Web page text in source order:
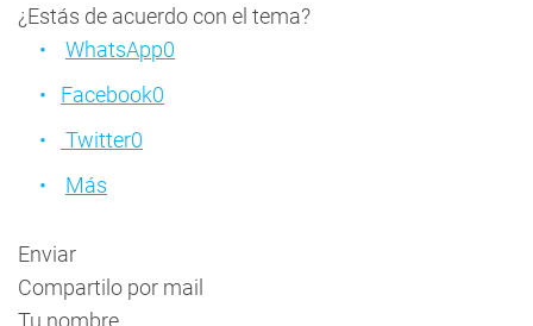
¿Estás de acuerdo con el tema?
WhatsApp0
Facebook0
Twitter0
Más
Enviar
Compartilo por mail
Tu nombre